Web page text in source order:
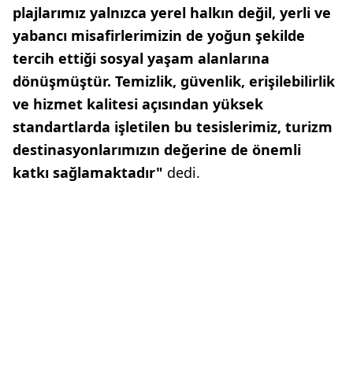
plajlarımız yalnızca yerel halkın değil, yerli ve
yabancı misafirlerimizin de yoğun şekilde
tercih ettiği sosyal yaşam alanlarına
dönüşmüştür. Temizlik, güvenlik, erişilebilirlik
ve hizmet kalitesi açısından yüksek
standartlarda işletilen bu tesislerimiz, turizm
destinasyonlarımızın değerine de önemli
katkı sağlamaktadır" dedi.